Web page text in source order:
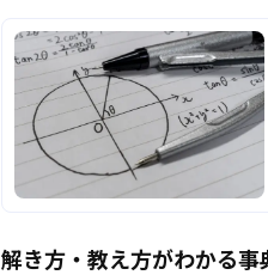
解き方・教え方がわかる